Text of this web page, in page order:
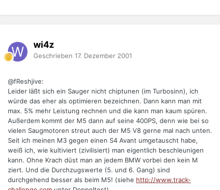
wi4z
Geschrieben 17. Dezember 2001
@fReshjive:
Leider läßt sich ein Sauger nicht chiptunen (im Turbosinn), ich
würde das eher als optimieren bezeichnen. Dann kann man mit
max. 5% mehr Leistung rechnen und die kann man kaum spüren.
Außerdem kommt der M5 dann auf seine 400PS, denn wie bei so
vielen Saugmotoren streut auch der M5 V8 gerne mal nach unten.
Seit ich meinen M3 gegen einen S4 Avant umgetauscht habe,
weiß ich, wie kultiviert (zivilisiert) man eigentlich beschleunigen
kann. Ohne Krach düst man an jedem BMW vorbei den kein M
ziert. Und die Durchzugswerte (5. und 6. Gang) sind
durchgehend besser als beim M5! (siehe http://www.track-